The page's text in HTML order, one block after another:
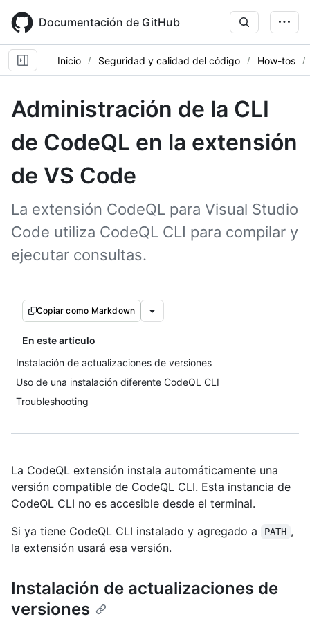
main
content
Documentación de GitHub
Inicio Seguridad y calidad del código How-tos
Administración de la CLI
de CodeQL en la extensión
de VS Code
La extensión CodeQL para Visual Studio
Code utiliza CodeQL CLI para compilar y
ejecutar consultas.
Copiar como Markdown
En este artículo
Instalación de actualizaciones de versiones
Uso de una instalación diferente CodeQL CLI
Troubleshooting
La CodeQL extensión instala automáticamente una
versión compatible de CodeQL CLI. Esta instancia de
CodeQL CLI no es accesible desde el terminal.
Si ya tiene CodeQL CLI instalado y agregado a
PATH ,
la extensión usará esa versión.
Instalación de actualizaciones de
versiones